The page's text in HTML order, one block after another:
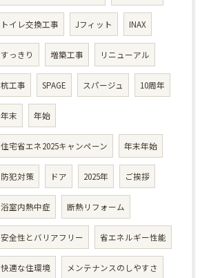
トイレ交換工事 Jフィット INAX
すっきり 増築工事 リニューアル
杭工事 SPAGE スパージュ 10周年
年末 年始
住宅省エネ2025キャンペーン 年末年始
防犯対策 ドア 2025年 ご挨拶
浴室内熱中症 断熱リフォーム
安全性とバリアフリー 省エネルギー性能
快適な住環境 メンテナンスのしやすさ